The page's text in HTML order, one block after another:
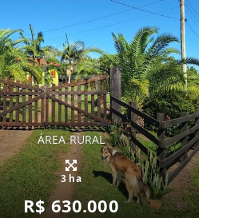
ÁREA RURAL
3 ha
R$ 630.000